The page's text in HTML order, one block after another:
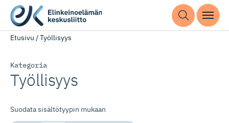
Etusivu /Työllisyys
Kategoria
Työllisyys
Suodata sisältötyypin mukaan